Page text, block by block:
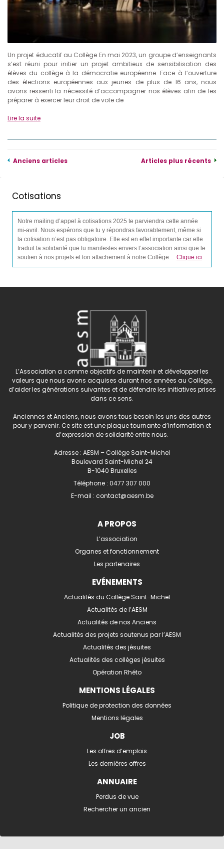
Un projet éducatif au Collège En mai 2023, un groupe d’enseignants
s’est réuni pour initier un projet ambitieux de sensibilisation des
élèves du collège à la démocratie européenne. Face à l’ouverture
des élections européennes aux jeunes de plus de 16 ans, nous
avons ressenti la nécessité d’accompagner nos élèves afin de les
préparer à exercer leur droit de vote de
Lire la suite
Anciens articles Articles plus récents
Cotisations
Notre mailing d’appel à cotisations 2025 te parviendra cette année
mi-avril. Nous espérons que tu y répondras favorablement, même si
la cotisation n’est pas obligatoire. Elle est en effet importante car elle
traduit la solidarité que tu manifestes envers l’association ainsi que le
soutien à nos projets et ton attachement à notre Collège… Clique ici.
L’Association a comme objectifs de maintenir et développer les
valeurs que nous avons acquises durant nos années au Collège,
d’aider les générations suivantes et de défendre les initiatives prises
dans ce sens.
Anciennes et Anciens, nous avons tous besoin les uns des autres
pour y parvenir. Ce site est une plaque tournante d’information et
d’expression de solidarité entre nous.
Adresse : AESM – Collège Saint-Michel
Boulevard Saint-Michel 24
B-1040 Bruxelles
Téléphone : 0477 307 000
E-mail : contact@aesm.be
A PROPOS
L’association
Organes et fonctionnement
Les partenaires
EVÉNEMENTS
Actualités du Collège Saint-Michel
Actualités de l’AESM
Actualités de nos Anciens
Actualités des projets soutenus par l’AESM
Actualités des jésuites
Actualités des collèges jésuites
Opération Rhéto
MENTIONS LÉGALES
Politique de protection des données
Mentions légales
JOB
Les offres d’emplois
Les dernières offres
ANNUAIRE
Perdus de vue
Rechercher un ancien